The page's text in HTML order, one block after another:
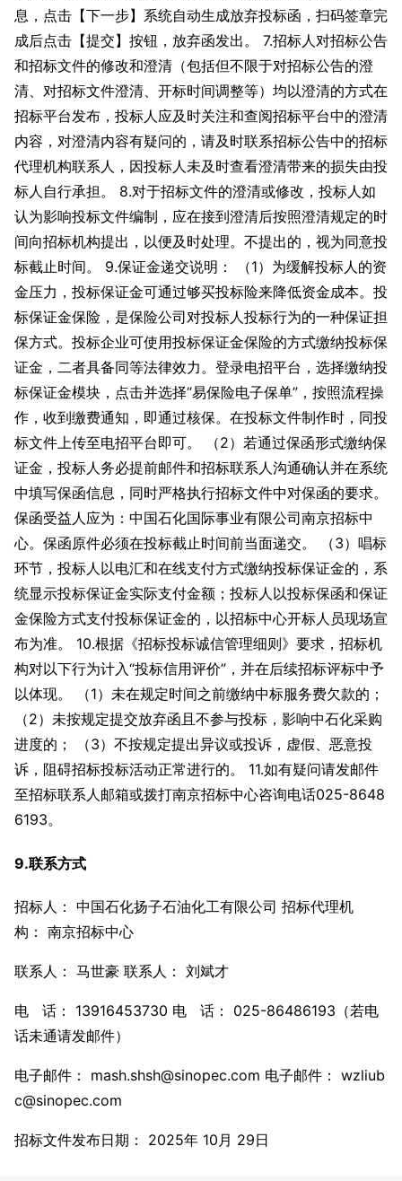
息，点击【下一步】系统自动生成放弃投标函，扫码签章完
成后点击【提交】按钮，放弃函发出。 7.招标人对招标公告
和招标文件的修改和澄清（包括但不限于对招标公告的澄
清、对招标文件澄清、开标时间调整等）均以澄清的方式在
招标平台发布，投标人应及时关注和查阅招标平台中的澄清
内容，对澄清内容有疑问的，请及时联系招标公告中的招标
代理机构联系人，因投标人未及时查看澄清带来的损失由投
标人自行承担。 8.对于招标文件的澄清或修改，投标人如
认为影响投标文件编制，应在接到澄清后按照澄清规定的时
间向招标机构提出，以便及时处理。不提出的，视为同意投
标截止时间。 9.保证金递交说明： （1）为缓解投标人的资
金压力，投标保证金可通过够买投标险来降低资金成本。投
标保证金保险，是保险公司对投标人投标行为的一种保证担
保方式。投标企业可使用投标保证金保险的方式缴纳投标保
证金，二者具备同等法律效力。登录电招平台，选择缴纳投
标保证金模块，点击并选择“易保险电子保单”，按照流程操
作，收到缴费通知，即通过核保。在投标文件制作时，同投
标文件上传至电招平台即可。 （2）若通过保函形式缴纳保
证金，投标人务必提前邮件和招标联系人沟通确认并在系统
中填写保函信息，同时严格执行招标文件中对保函的要求。
保函受益人应为：中国石化国际事业有限公司南京招标中
心。保函原件必须在投标截止时间前当面递交。 （3）唱标
环节，投标人以电汇和在线支付方式缴纳投标保证金的，系
统显示投标保证金实际支付金额；投标人以投标保函和保证
金保险方式支付投标保证金的，以招标中心开标人员现场宣
布为准。 10.根据《招标投标诚信管理细则》要求，招标机
构对以下行为计入“投标信用评价”，并在后续招标评标中予
以体现。 （1）未在规定时间之前缴纳中标服务费欠款的；
（2）未按规定提交放弃函且不参与投标，影响中石化采购
进度的； （3）不按规定提出异议或投诉，虚假、恶意投
诉，阻碍招标投标活动正常进行的。 11.如有疑问请发邮件
至招标联系人邮箱或拨打南京招标中心咨询电话025-8648
6193。
9.联系方式
招标人： 中国石化扬子石油化工有限公司 招标代理机
构： 南京招标中心
联系人： 马世豪 联系人： 刘斌才
电 话： 13916453730 电 话： 025-86486193（若电
话未通请发邮件）
电子邮件： mash.shsh@sinopec.com 电子邮件： wzliub
c@sinopec.com
招标文件发布日期： 2025年 10月 29日